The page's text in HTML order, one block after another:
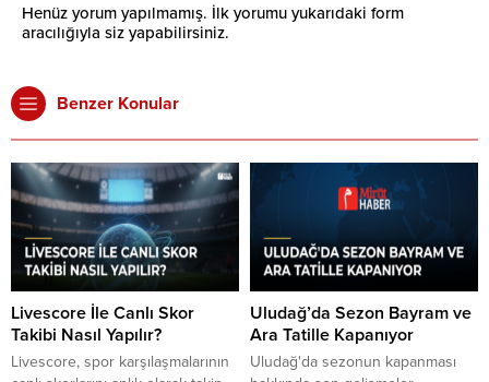
Henüz yorum yapılmamış. İlk yorumu yukarıdaki form
aracılığıyla siz yapabilirsiniz.
Benzer Konular
Livescore İle Canlı Skor
Takibi Nasıl Yapılır?
Livescore, spor karşılaşmalarının
Uludağ’da Sezon Bayram ve
Ara Tatille Kapanıyor
Uludağ'da sezonun kapanması